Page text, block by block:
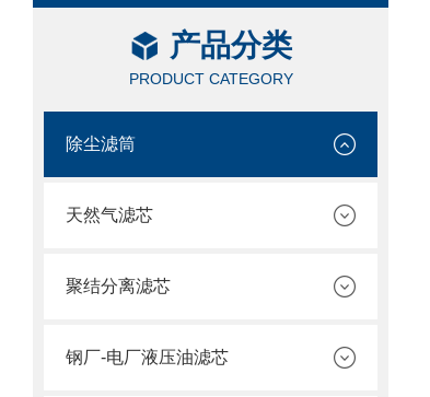
产品分类
PRODUCT CATEGORY
除尘滤筒
天然气滤芯
聚结分离滤芯
钢厂-电厂液压油滤芯